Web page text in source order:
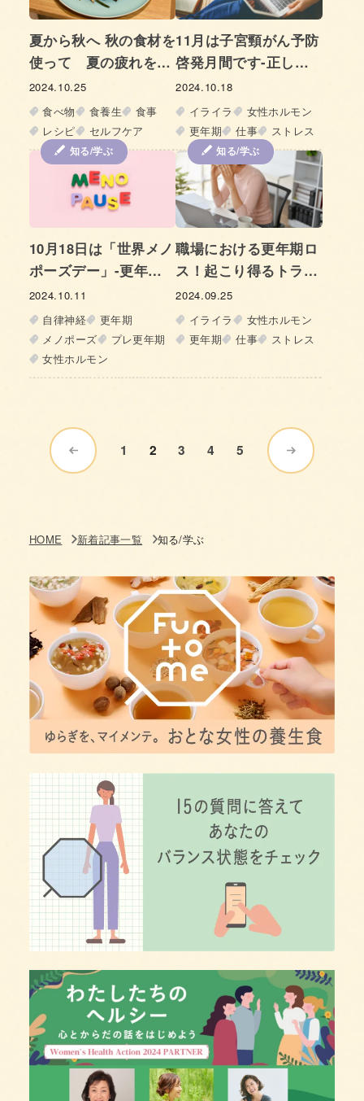
夏から秋へ 秋の食材を
使って 夏の疲れをと
る、きのこと秋茄子の
ごま香る 焼きサラダ
2024.10.25
食べ物
食養生
食事
レシピ
セルフケア
11月は子宮頸がん予防
啓発月間です-正しい
知識で理解を深めまし
ょう-
2024.10.18
イライラ
女性ホルモン
更年期
仕事 ストレス
知る/学ぶ
10月18日は「世界メノ
ポーズデー」-更年期
について正しく知りま
しょう-
2024.10.11
自律神経
更年期
メノポーズ
プレ更年期
女性ホルモン
知る/学ぶ
職場における更年期ロ
ス！起こり得るトラブ
ルと対処法
2024.09.25
イライラ
女性ホルモン
更年期
仕事 ストレス
1 2 3 4 5
HOME 新着記事一覧 知る/学ぶ